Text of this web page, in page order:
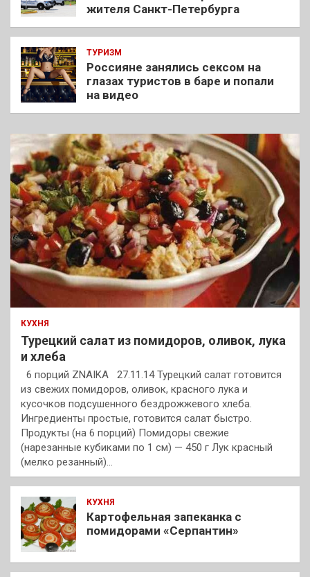
жителя Санкт-Петербурга
ТУРИЗМ
Россияне занялись сексом на
глазах туристов в баре и попали
на видео
КУХНЯ
Турецкий салат из помидоров, оливок, лука
и хлеба
6 порций ZNAIKA 27.11.14 Турецкий салат готовится
из свежих помидоров, оливок, красного лука и
кусочков подсушенного бездрожжевого хлеба.
Ингредиенты простые, готовится салат быстро.
Продукты (на 6 порций) Помидоры свежие
(нарезанные кубиками по 1 см) — 450 г Лук красный
(мелко резанный)…
КУХНЯ
Картофельная запеканка с
помидорами «Серпантин»